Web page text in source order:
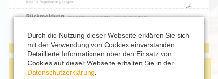
Durch die Nutzung dieser Webseite erklären Sie sich
mit der Verwendung von Cookies einverstanden.
Detaillierte Informationen über den Einsatz von
Cookies auf dieser Webseite erhalten Sie in der
Datenschutzerklärung